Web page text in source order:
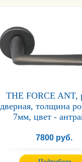
THE FORCE ANT,
дверная, толщина
7мм, цвет -
7800 руб.